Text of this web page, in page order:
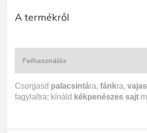
A termékről
Felhasználás
Csorgasd palacsintára, fánkra,
fagylaltra; kínáld kékpenészes sajt